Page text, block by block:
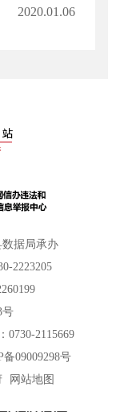
2020.01.06
据局承办
2223205
号
0730-2115669
备09009298号
网站地图